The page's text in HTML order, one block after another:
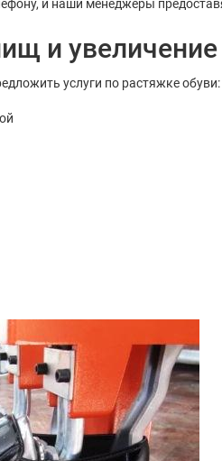
и наши менеджеры
и
услуги по растяжке обуви: